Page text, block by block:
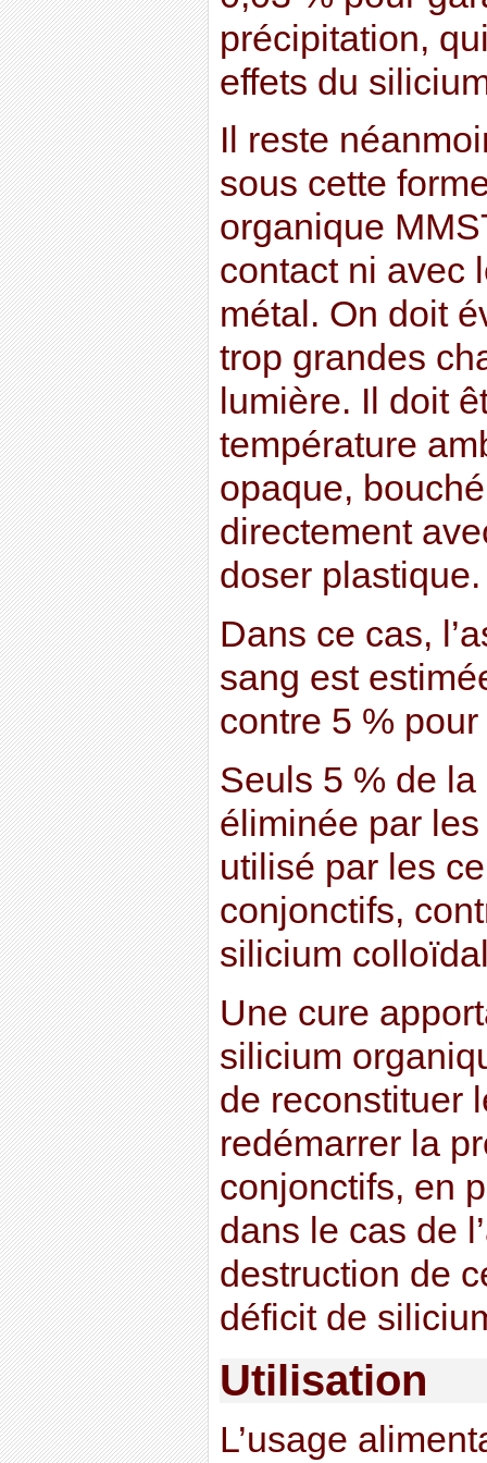
précipitation,
effets du
Il reste
sous cette
organique
contact ni avec
métal. On doit
trop grandes
lumière. Il doit
température
opaque,
directement
doser plastique.
Dans ce cas,
sang est
contre 5 %
Seuls 5 % de
éliminée par
utilisé par les
conjonctifs,
silicium
Une cure
silicium
de reconstituer
redémarrer la
conjonctifs, en
dans le cas de
destruction de
déficit de
Utilisation
L’usage